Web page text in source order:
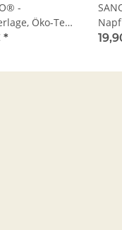
-
Öko-Tex,
*
Blatt